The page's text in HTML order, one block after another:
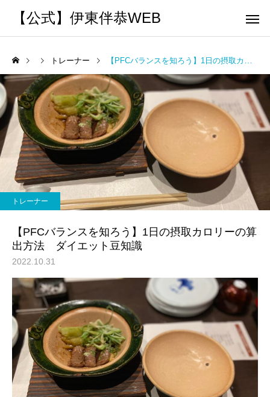
【公式】伊東伴恭WEB
トレーナーとして 個別トレー
出張 講演 セミナー 運動・体操
パーソナルトレーニ
ング
キックボクシングで本当に
痩せますか？｜元日本王者
で答えます
パーソナルトレーニ
ング
パーソナルトレーナー
び方｜失敗しない7つの
解説
トレーナー 【PFCバランスを知ろう】1日の摂取カロリーの算出方法 ダイエット豆知識
トレーナー
【PFCバランスを知ろう】1日の摂取カロリーの算
出方法 ダイエット豆知識
2022.10.31